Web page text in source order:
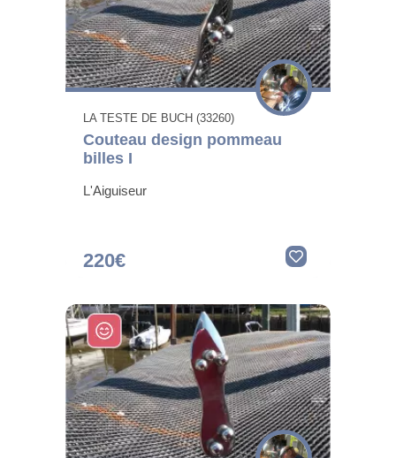
LA TESTE DE BUCH (33260)
Couteau design pommeau
billes I
L'Aiguiseur
220€